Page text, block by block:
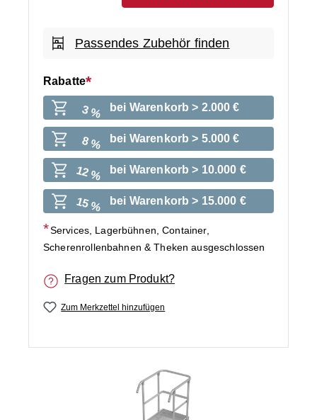
Passendes Zubehör finden
Rabatte
3 % bei Warenkorb > 2.000 €
8 % bei Warenkorb > 5.000 €
12 % bei Warenkorb > 10.000 €
15 % bei Warenkorb > 15.000 €
Services, Lagerbühnen, Container,
Scherenrollenbahnen & Theken ausgeschlossen
Fragen zum Produkt?
Zum Merkzettel hinzufügen
Bildergalerie überspringen